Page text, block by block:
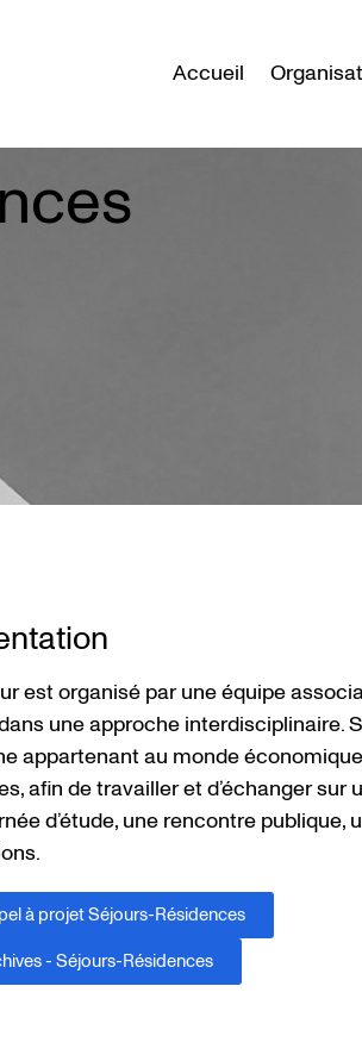
Accueil
est organisé par une équipe
une approche interdisciplinaire.
appartenant au monde
afin de travailler et d’échanger
d’étude, une rencontre
à projet Séjours-Résidences
- Séjours-Résidences